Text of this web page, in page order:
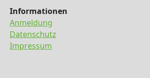
Informationen
Anmeldung
Datenschutz
Impressum